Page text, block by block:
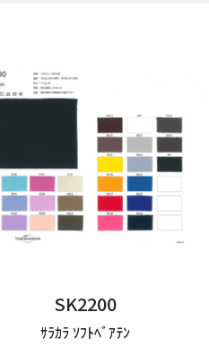
SK2200
ｻﾗｶﾗ ｿﾌﾄﾍﾞｱﾃﾝ